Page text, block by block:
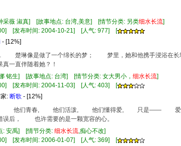
采薇 淑真] [故事地点: 台湾,美意] [情节分类: 另类细水长流]
[发布时间: 2004-10-21] [人气: 977] [
- [12%]
楚琳像是做了一个绵长的梦； 梦里，她和他携手浸
一直伴随着她？！
铭生] [故事地点: 台湾] [情节分类: 女大男小， 细水长流]
[发布时间: 2004-11-03] [人气: 403] [
: 断歌 - [12%]
, 他们青春, 他们活泼, 他们懂得爱, 只是—— 爱还
后， 也许需要的是一颗宽容的心。
: 安禹] [情节分类: 细水长流,痴心不改]
[发布时间: 2006-01-07] [人气: 369] [